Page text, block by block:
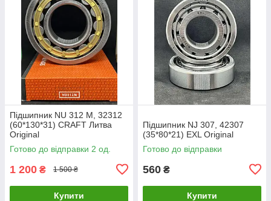
Підшипник NU 312 M, 32312
(60*130*31) CRAFT Литва
Original
Готово до відправки 2 од.
1 200 ₴ 1 500 ₴
Купити
Підшипник NJ 307, 42307
(35*80*21) EXL Original
Готово до відправки
560 ₴
Купити